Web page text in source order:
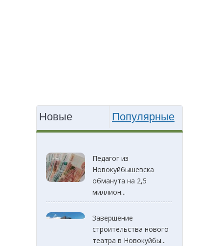
Новые Популярные
Педагог из
Новокуйбышевска
обманута на 2,5
миллион...
Завершение
строительства нового
театра в Новокуйбы...